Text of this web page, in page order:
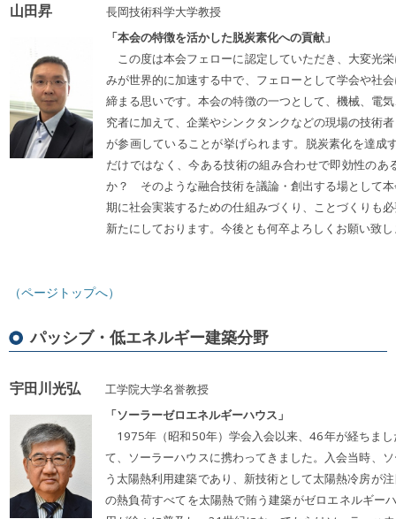
山田昇
長岡技術科学大学教授
「本会の特徴を活かした脱炭素化への貢献」
この度は本会フェローに認定していただき、大変光
みが世界的に加速する中で、フェローとして学会や社
締まる思いです。本会の特徴の一つとして、機械、電
究者に加えて、企業やシンクタンクなどの現場の技術
が参画していることが挙げられます。脱炭素化を達
だけではなく、今ある技術の組み合わせで即効性の
か？ そのような融合技術を議論・創出する場として
期に社会実装するための仕組みづくり、ことづくりも
新たにしております。今後とも何卒よろしくお願い致
（ページトップへ）
パッシブ・低エネルギー建築分野
宇田川光弘
工学院大学名誉教授
「ソーラーゼロエネルギーハウス」
1975年（昭和50年）学会入会以来、46年が経ちま
て、ソーラーハウスに携わってきました。入会当時、
う太陽熱利用建築であり、新技術として太陽熱冷房が
の熱負荷すべてを太陽熱で賄う建築がゼロエネルギー